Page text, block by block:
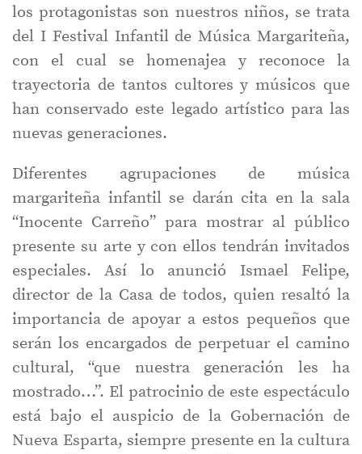
los protagonistas son nuestros niños, se trata
del I Festival Infantil de Música Margariteña,
con el cual se homenajea y reconoce la
trayectoria de tantos cultores y músicos que
han conservado este legado artístico para las
nuevas generaciones.
Diferentes agrupaciones de música
margariteña infantil se darán cita en la sala
“Inocente Carreño” para mostrar al público
presente su arte y con ellos tendrán invitados
especiales. Así lo anunció Ismael Felipe,
director de la Casa de todos, quien resaltó la
importancia de apoyar a estos pequeños que
serán los encargados de perpetuar el camino
cultural, “que nuestra generación les ha
mostrado…”. El patrocinio de este espectáculo
está bajo el auspicio de la Gobernación de
Nueva Esparta, siempre presente en la cultura